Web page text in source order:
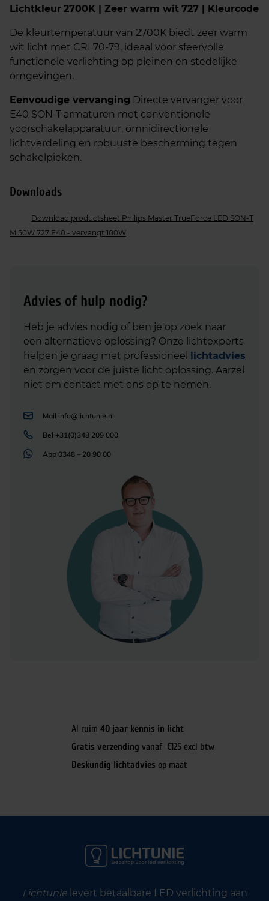
Lichtkleur 2700K | Zeer warm wit 727 | Kleurcode
De kleurtemperatuur van 2700K biedt zeer warm
wit licht met CRI 70-79, ideaal voor sfeervolle
functionele verlichting op pleinen en stedelijke
omgevingen.​
Eenvoudige vervanging Directe vervanger voor
E40 SON-T armaturen met conventionele
voorschakelapparatuur, omnidirectionele
lichtverdeling en robuuste bescherming tegen
schakelpieken.
Downloads
Download productsheet Philips Master TrueForce LED SON-T
M 50W 727 E40 - vervangt 100W
Advies of hulp nodig?
Heb je advies nodig of ben je op zoek naar
een alternatieve oplossing? Onze lichtexperts
helpen je graag met professioneel lichtadvies
en zorgen voor de juiste licht oplossing. Aarzel
niet om contact met ons op te nemen.
Mail info@lichtunie.nl
Bel +31(0)348 209 000
App 0348 – 20 90 00
Al ruim 40 jaar kennis in licht
Gratis verzending vanaf €125 excl btw
Deskundig lichtadvies op maat
Lichtunielevert betaalbare LED verlichting aan